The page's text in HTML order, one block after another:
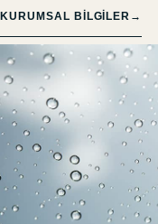
KURUMSAL BILGILER →